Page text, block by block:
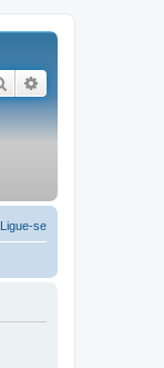
Pesquisar
Ligue-se